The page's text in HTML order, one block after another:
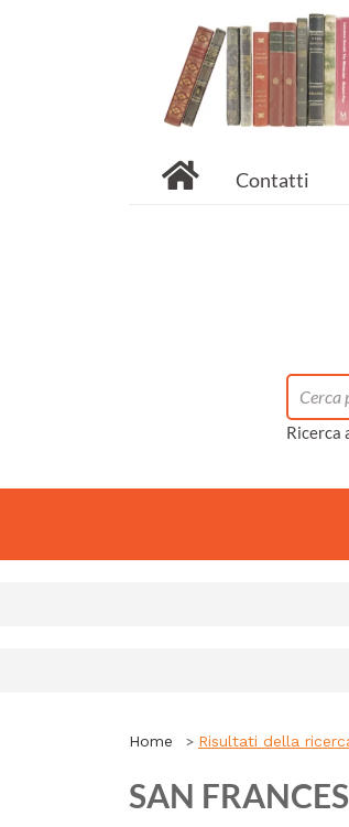
Contatti
Ricerca
Home Risultati della
SAN